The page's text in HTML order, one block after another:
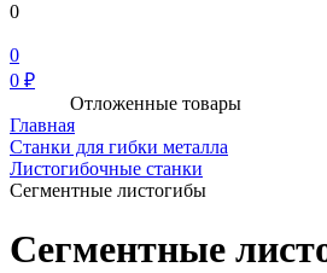
0
0
0 ₽
Отложенные товары
Главная
Станки для гибки металла
Листогибочные станки
Сегментные листогибы
Сегментные